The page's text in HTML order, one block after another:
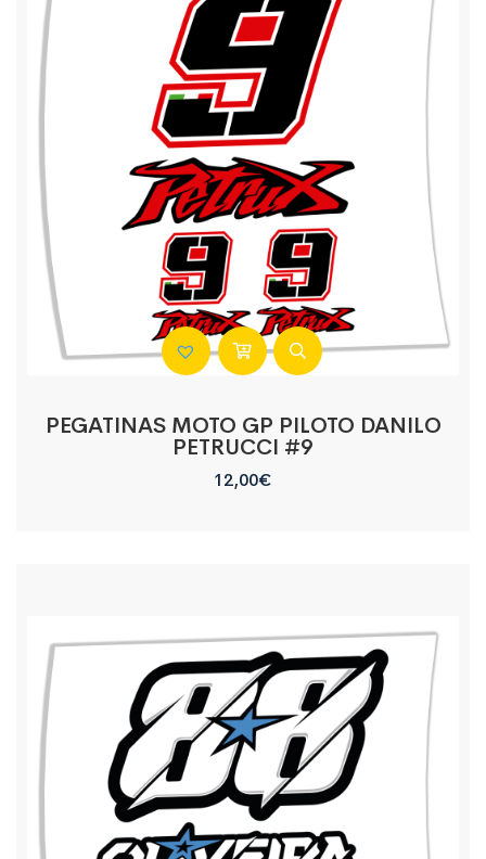
PEGATINAS MOTO GP PILOTO DANILO
PETRUCCI #9
12,00€